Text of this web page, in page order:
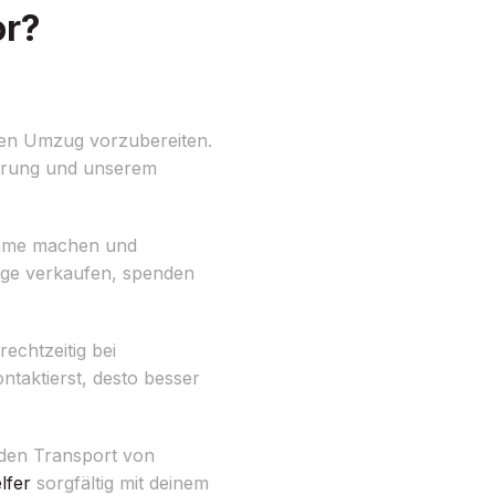
Umzug vorzubereiten.
und unserem
machen und
verkaufen, spenden
bei
desto besser
Transport von
sorgfältig mit deinem